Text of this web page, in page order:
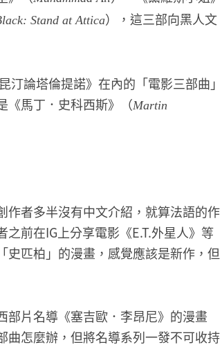
Stand at Attica），這三部向黑人文
論塔倫提諾》在內的「電影三部曲」
《馬丁．史科西斯》（Martin
作者多半沒有中文介紹，就算法語的作
前在IG上分享電影《E.T.外星人》等
史匹柏」的漫畫，感覺應該是新作，但
片名導《塞吉歐．李昂尼》的漫畫
曲怎麼辦，但將名導系列一發不可收持